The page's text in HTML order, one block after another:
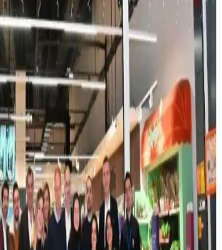
Çamaşır Makineleri,
Diğer Ürünler
çamaşır makineleri ve kurutucular yüksek
sunarken, buzdolapları ve mutfak
servis koşulları önem kazanıyor.
Panel Ready Bulaşık Makinesi:
Yay Uyumsuzluğu Sorunları
Ready bulaşık makinelerinde panel
yay uyumsuzlukları ve yüksek yedek parça
olumsuz etkiliyor. Müşteri hizmetleri
Air Fryer Modelleri ve Etkili